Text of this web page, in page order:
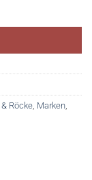
Röcke, Marken,